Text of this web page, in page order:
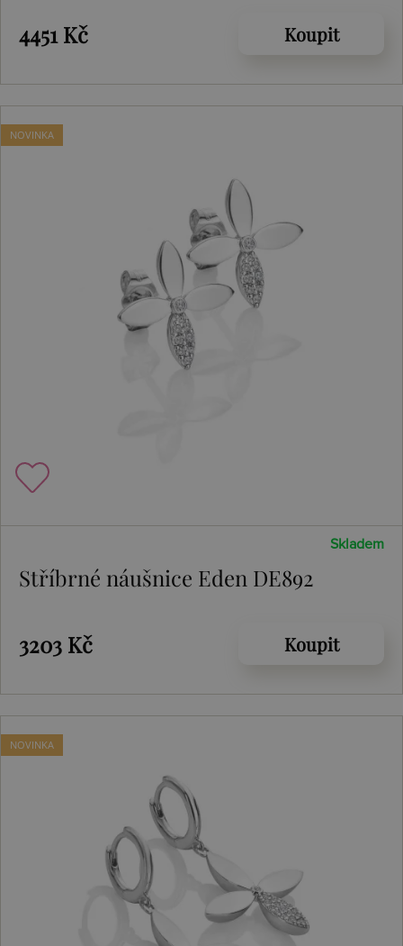
4451 Kč Koupit
NOVINKA
Skladem
Stříbrné náušnice Eden DE892
3203 Kč Koupit
NOVINKA